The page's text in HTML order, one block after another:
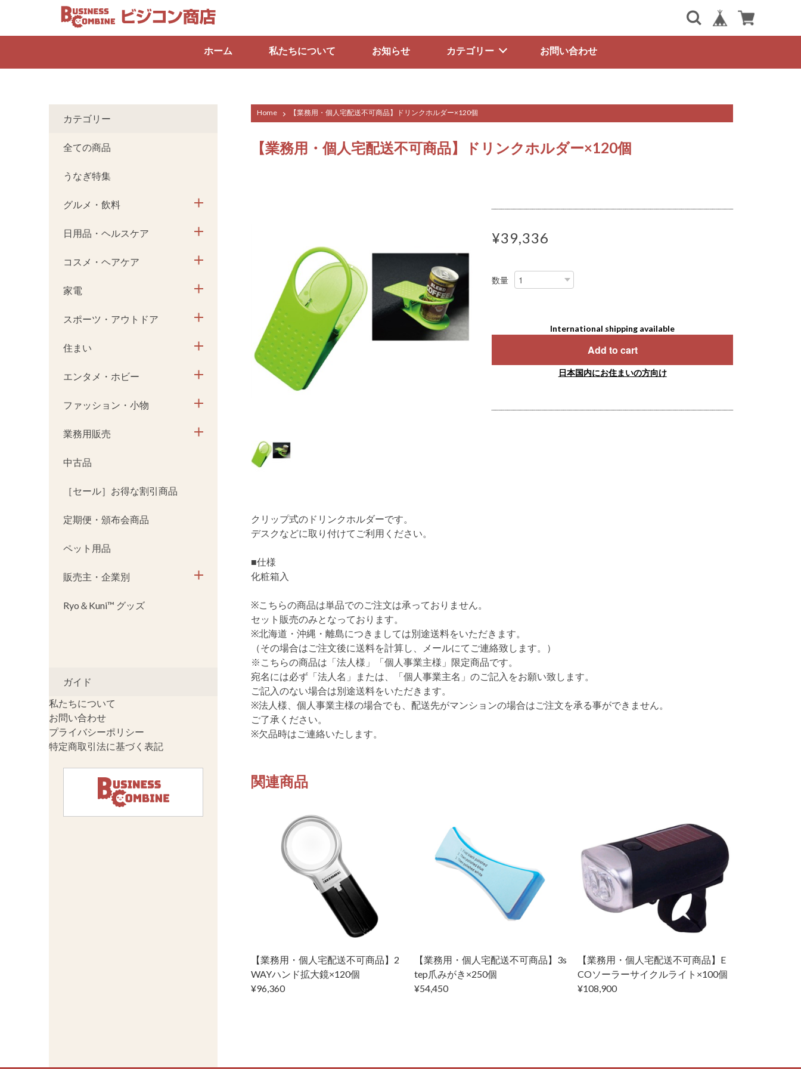
ホーム 私たちについて お知らせ カテゴリー お問い合わせ
Home 【業務用・個人宅配送不可商品】ドリンクホルダー×120個
【業務用・個人宅配送不可商品】ドリンクホルダー×120個
¥39,336
数量
International shipping available
Add to cart
日本国内にお住まいの方向け
クリップ式のドリンクホルダーです。
デスクなどに取り付けてご利用ください。
■仕様
化粧箱入
※こちらの商品は単品でのご注文は承っておりません。
セット販売のみとなっております。
※北海道・沖縄・離島につきましては別途送料をいただきます。
（その場合はご注文後に送料を計算し、メールにてご連絡致します。）
※こちらの商品は「法人様」「個人事業主様」限定商品です。
宛名には必ず「法人名」または、「個人事業主名」のご記入をお願い致します。
ご記入のない場合は別途送料をいただきます。
※法人様、個人事業主様の場合でも、配送先がマンションの場合はご注文を承る事ができません。
ご了承ください。
※欠品時はご連絡いたします。
関連商品
【業務用・個人宅配送不可商品】2
WAYハンド拡大鏡×120個
¥96,360
【業務用・個人宅配送不可商品】3s
tep爪みがき×250個
¥54,450
【業務用・個人宅配送不可商品】E
COソーラーサイクルライト×100個
¥108,900
カテゴリー
全ての商品
うなぎ特集
グルメ・飲料
日用品・ヘルスケア
コスメ・ヘアケア
家電
スポーツ・アウトドア
住まい
エンタメ・ホビー
ファッション・小物
業務用販売
中古品
［セール］お得な割引商品
定期便・頒布会商品
ペット用品
販売主・企業別
Ryo＆Kuni™ グッズ
ガイド
私たちについて
お問い合わせ
プライバシーポリシー
特定商取引法に基づく表記